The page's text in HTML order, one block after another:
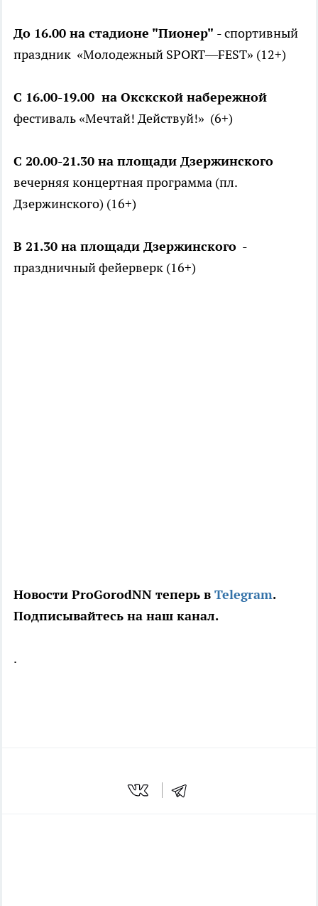
До 16.00 на стадионе "Пионер" - спортивный
праздник «Молодежный SPORT—FEST» (12+)
С 16.00-19.00 на Окскской набережной
фестиваль «Мечтай! Действуй!» (6+)
С 20.00-21.30 на площади Дзержинского
вечерняя концертная программа (пл.
Дзержинского) (16+)
В 21.30 на площади Дзержинского -
праздничный фейерверк (16+)
Новости ProGorodNN теперь в Telegram.
Подписывайтесь на наш канал.
.